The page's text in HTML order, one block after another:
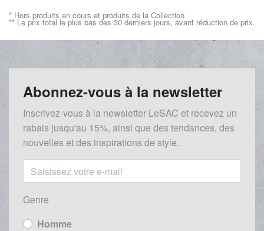
* Hors produits en cours et produits de la Collection
** Le prix total le plus bas des 30 derniers jours, avant réduction de prix.
Abonnez-vous à la newsletter
Inscrivez-vous à la newsletter LeSAC et recevez un
rabais jusqu'au 15%, ainsi que des tendances, des
nouvelles et des inspirations de style.
Genre
Homme